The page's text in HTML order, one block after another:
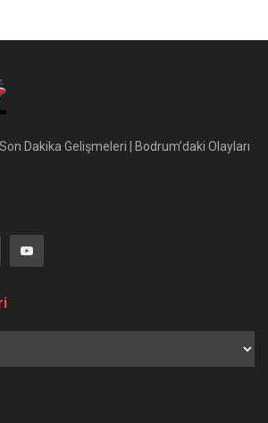
Dakika Gelişmeleri | Bodrum’daki Olayları